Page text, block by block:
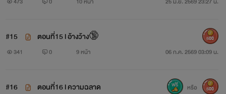
#15 ตอนที่15 l อ้างว้าง🔞
341 0 9 หน้า 06 ก.ค. 2569 03:09 น.
500
#16 ตอนที่16 l ความฉลาด หรือ 500